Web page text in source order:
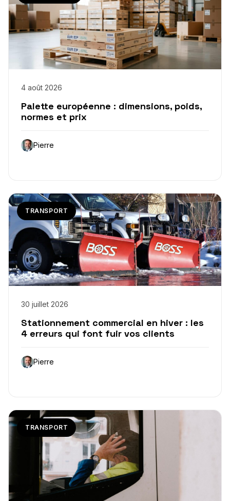
4 août 2026
Palette européenne : dimensions, poids,
normes et prix
Pierre
TRANSPORT
30 juillet 2026
Stationnement commercial en hiver : les
4 erreurs qui font fuir vos clients
Pierre
TRANSPORT